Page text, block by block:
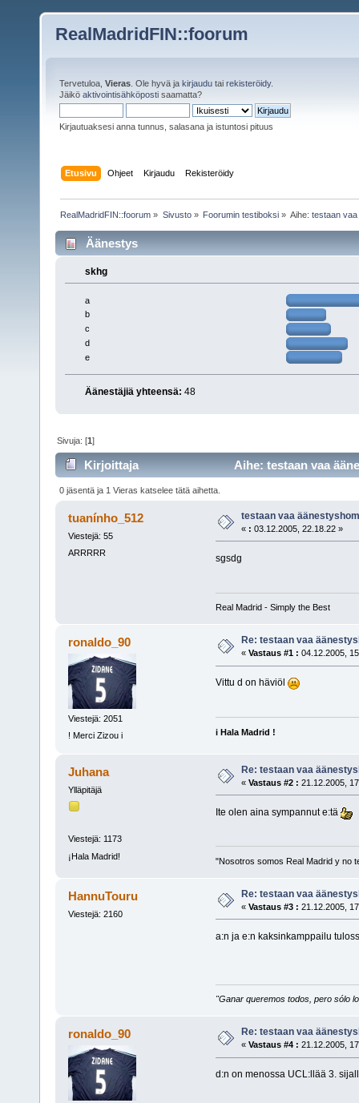
RealMadridFIN::foorum
Tervetuloa, Vieras . Ole hyvä ja kirjaudu tai rekisteröidy.
Jäikö aktivointisähköposti saamatta?
Kirjautuaksesi anna tunnus, salasana ja istuntosi pituus
Etusivu Ohjeet Kirjaudu Rekisteröidy
RealMadridFIN::foorum » Sivusto» Foorumin testiboksi» Aihe:testaan
Äänestys
skhg
a
b
c
d
e
Äänestäjiä yhteensä: 48
Sivuja: [1]
Kirjoittaja Aihe: testaan vaa
0 jäsentä ja 1 Vieras katselee tätä aihetta.
tuanínho_512
Viestejä: 55
ARRRRR
testaan vaa
« : 03.12.2005, 22.18.22 »
sgsdg
Real Madrid - Simply the Best
ronaldo_90
Viestejä: 2051
! Merci Zizou i
Re: testaan vaa
« Vastaus #1 : 04.12.2005,
Vittu d on häviöl
i Hala Madrid !
Juhana
Ylläpitäjä
Viestejä: 1173
¡Hala Madrid!
Re: testaan vaa
« Vastaus #2 : 21.12.2005,
Ite olen aina sympannut e:tä
"Nosotros somos Real Madrid y no
HannuTouru
Viestejä: 2160
Re: testaan vaa
« Vastaus #3 : 21.12.2005,
a:n ja e:n kaksinkamppailu
"Ganar queremos todos, pero sólo
ronaldo_90 Re: testaan vaa
« Vastaus #4 : 21.12.2005,
d:n on menossa UCL:llää 3.